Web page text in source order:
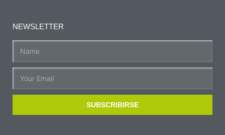
NEWSLETTER
SUBSCRIBIRSE